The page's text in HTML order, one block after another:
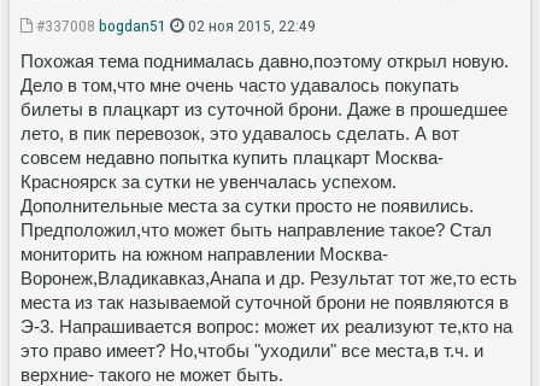
#337008 bogdan51 02 ноя 2015, 22:49
Похожая тема поднималась давно,поэтому открыл новую.
Дело в том,что мне очень часто удавалось покупать
билеты в плацкарт из суточной брони. Даже в прошедшее
лето, в пик перевозок, это удавалось сделать. А вот
совсем недавно попытка купить плацкарт Москва-
Красноярск за сутки не увенчалась успехом.
Дополнительные места за сутки просто не появились.
Предположил,что может быть направление такое? Стал
мониторить на южном направлении Москва-
Воронеж,Владикавказ,Анапа и др. Результат тот же,то есть
места из так называемой суточной брони не появляются в
Э-3. Напрашивается вопрос: может их реализуют те,кто на
это право имеет? Но,чтобы "уходили" все места,в т.ч. и
верхние- такого не может быть.